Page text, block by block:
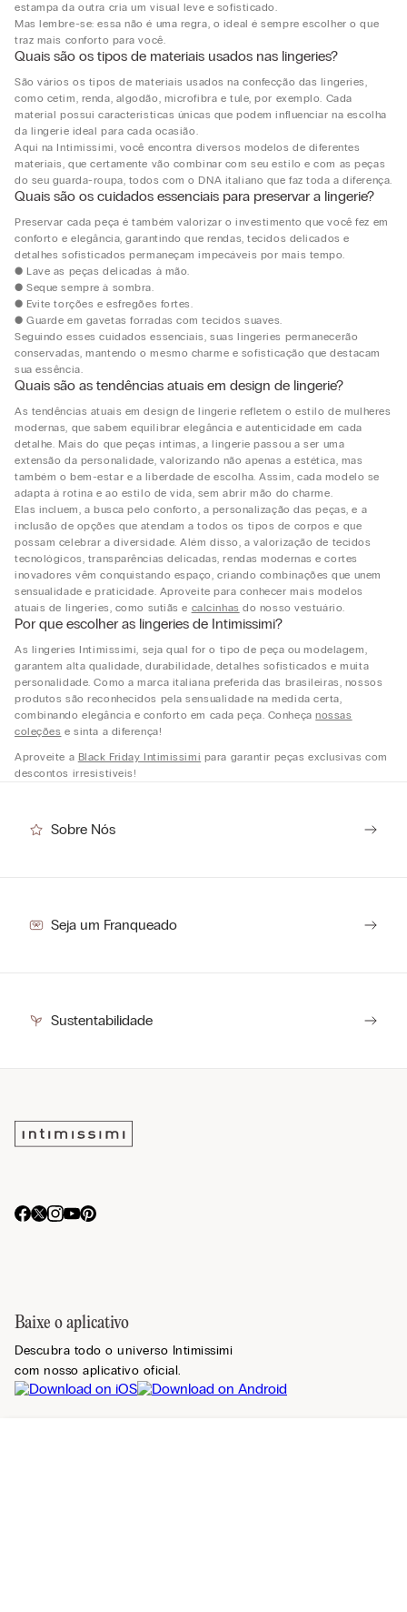
estampa da outra cria um visual leve e sofisticado.
Mas lembre-se: essa não é uma regra, o ideal é sempre escolher o que
traz mais conforto para você.
Quais são os tipos de materiais usados nas lingeries?
São vários os tipos de materiais usados na confecção das lingeries,
como cetim, renda, algodão, microfibra e tule, por exemplo. Cada
material possui características únicas que podem influenciar na escolha
da lingerie ideal para cada ocasião.
Aqui na Intimissimi, você encontra diversos modelos de diferentes
materiais, que certamente vão combinar com seu estilo e com as peças
do seu guarda-roupa, todos com o DNA italiano que faz toda a diferença.
Quais são os cuidados essenciais para preservar a lingerie?
Preservar cada peça é também valorizar o investimento que você fez em
conforto e elegância, garantindo que rendas, tecidos delicados e
detalhes sofisticados permaneçam impecáveis por mais tempo.
● Lave as peças delicadas à mão.
● Seque sempre à sombra.
● Evite torções e esfregões fortes.
● Guarde em gavetas forradas com tecidos suaves.
Seguindo esses cuidados essenciais, suas lingeries permanecerão
conservadas, mantendo o mesmo charme e sofisticação que destacam
sua essência.
Quais são as tendências atuais em design de lingerie?
As tendências atuais em design de lingerie refletem o estilo de mulheres
modernas, que sabem equilibrar elegância e autenticidade em cada
detalhe. Mais do que peças íntimas, a lingerie passou a ser uma
extensão da personalidade, valorizando não apenas a estética, mas
também o bem-estar e a liberdade de escolha. Assim, cada modelo se
adapta à rotina e ao estilo de vida, sem abrir mão do charme.
Elas incluem, a busca pelo conforto, a personalização das peças, e a
inclusão de opções que atendam a todos os tipos de corpos e que
possam celebrar a diversidade. Além disso, a valorização de tecidos
tecnológicos, transparências delicadas, rendas modernas e cortes
inovadores vêm conquistando espaço, criando combinações que unem
sensualidade e praticidade. Aproveite para conhecer mais modelos
atuais de lingeries, como sutiãs e calcinhas do nosso vestuário.
Por que escolher as lingeries de Intimissimi?
As lingeries Intimissimi, seja qual for o tipo de peça ou modelagem,
garantem alta qualidade, durabilidade, detalhes sofisticados e muita
personalidade. Como a marca italiana preferida das brasileiras, nossos
produtos são reconhecidos pela sensualidade na medida certa,
combinando elegância e conforto em cada peça. Conheçanossas
coleções e sinta a diferença!
Aproveite a Black Friday Intimissimi para garantir peças exclusivas com
descontos irresistíveis!
Sobre Nós
Seja um Franqueado
Sustentabilidade
Baixe o aplicativo
Descubra todo o universo Intimissimi
com nosso aplicativo oficial.